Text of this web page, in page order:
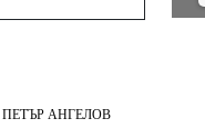
ПЕТЪР АНГЕЛОВ